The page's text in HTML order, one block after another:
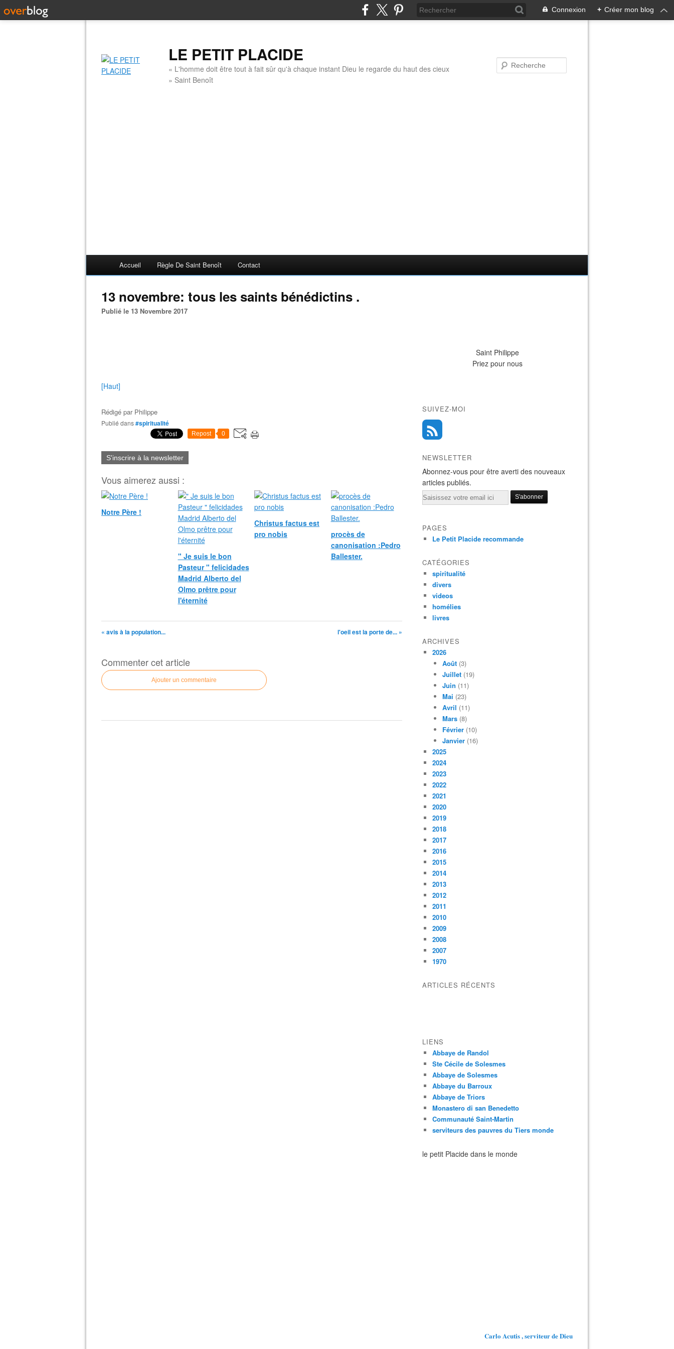
Connexion + Créer mon blog
LE PETIT PLACIDE
« L'homme doit être tout à fait sûr qu'à chaque instant Dieu le regarde du haut des cieux
» Saint Benoît
Accueil Règle De Saint Benoît Contact
13 novembre: tous les saints bénédictins .
Publié le 13 Novembre 2017
[Haut]
Rédigé par Philippe
Publié dans#spiritualité
Repost 0
S'inscrire à la newsletter
Vous aimerez aussi :
Notre Père !
" Je suis le bon
Pasteur " felicidades
Madrid Alberto del
Olmo prêtre pour
l'éternité
Christus factus est
pro nobis
procès de
canonisation :Pedro
Ballester.
« avis à la population... l'oeil est la porte de... »
Commenter cet article
Ajouter un commentaire
Saint Philippe
Priez pour nous
SUIVEZ-MOI
NEWSLETTER
Abonnez-vous pour être averti des nouveaux
articles publiés.
Email
PAGES
Le Petit Placide recommande
CATÉGORIES
spiritualité
divers
videos
homélies
livres
ARCHIVES
2026
Août (3)
Juillet (19)
Juin (11)
Mai (23)
Avril (11)
Mars (8)
Février (10)
Janvier (16)
2025
2024
2023
2022
2021
2020
2019
2018
2017
2016
2015
2014
2013
2012
2011
2010
2009
2008
2007
1970
ARTICLES RÉCENTS
LIENS
Abbaye de Randol
Ste Cécile de Solesmes
Abbaye de Solesmes
Abbaye du Barroux
Abbaye de Triors
Monastero di san Benedetto
Communauté Saint-Martin
serviteurs des pauvres du Tiers monde
le petit Placide dans le monde
Carlo Acutis , serviteur de Dieu